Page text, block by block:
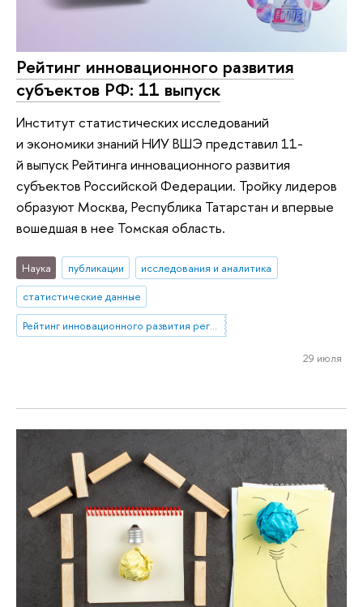
Рейтинг инновационного развития
субъектов РФ: 11 выпуск
Институт статистических исследований
и экономики знаний НИУ ВШЭ представил 11-
й выпуск Рейтинга инновационного развития
субъектов Российской Федерации. Тройку лидеров
образуют Москва, Республика Татарстан и впервые
вошедшая в нее Томская область.
Наука публикации
исследования и аналитика
статистические данные
Рейтинг инновационного развития регионов
29 июля